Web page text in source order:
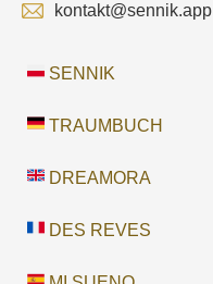
kontakt@sennik.app
SENNIK
TRAUMBUCH
DREAMORA
DES REVES